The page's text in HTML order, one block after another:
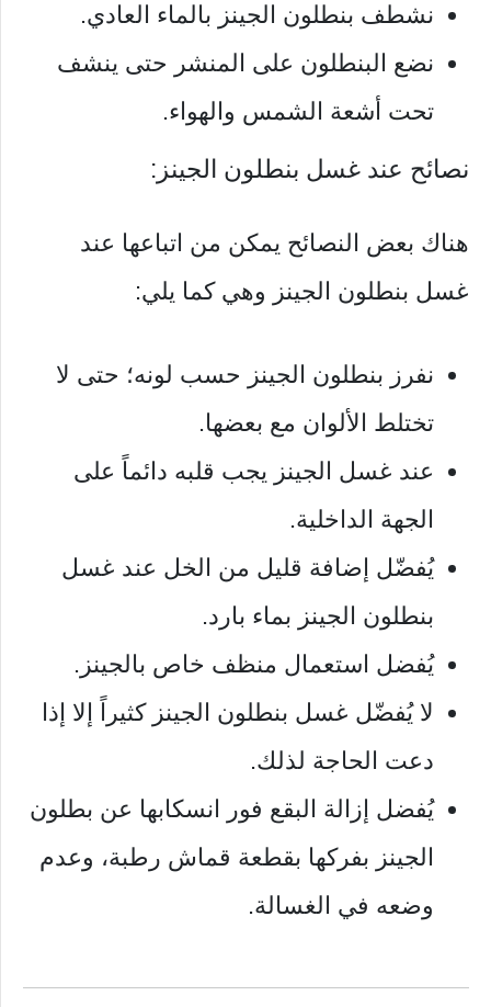
نشطف بنطلون الجينز بالماء العادي.
نضع البنطلون على المنشر حتى ينشف
تحت أشعة الشمس والهواء.
نصائح عند غسل بنطلون الجينز:
هناك بعض النصائح يمكن من اتباعها عند
غسل بنطلون الجينز وهي كما يلي:
نفرز بنطلون الجينز حسب لونه؛ حتى لا
تختلط الألوان مع بعضها.
عند غسل الجينز يجب قلبه دائماً على
الجهة الداخلية.
يُفضّل إضافة قليل من الخل عند غسل
بنطلون الجينز بماء بارد.
يُفضل استعمال منظف خاص بالجينز.
لا يُفضّل غسل بنطلون الجينز كثيراً إلا إذا
دعت الحاجة لذلك.
يُفضل إزالة البقع فور انسكابها عن بطلون
الجينز بفركها بقطعة قماش رطبة، وعدم
وضعه في الغسالة.